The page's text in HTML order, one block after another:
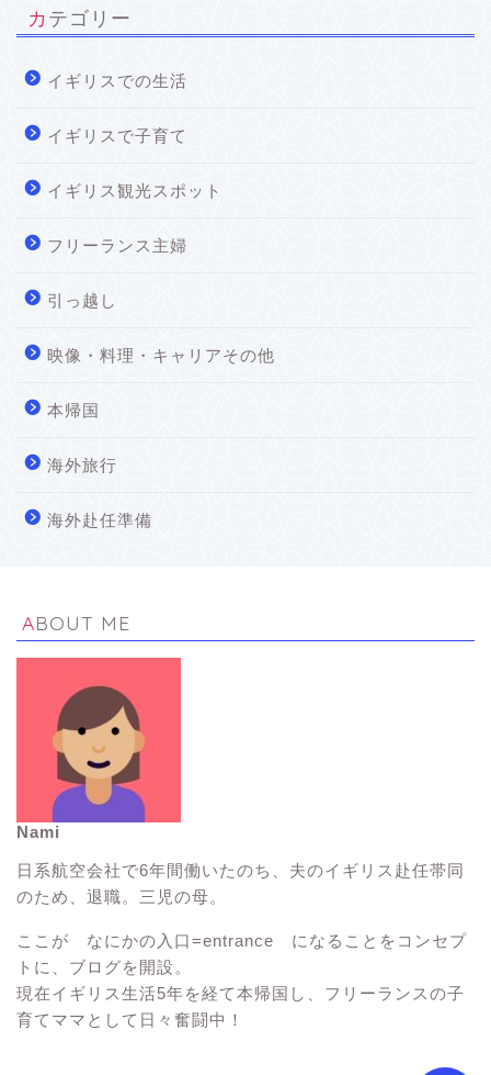
カテゴリー
イギリスでの生活
イギリスで子育て
イギリス観光スポット
フリーランス主婦
引っ越し
映像・料理・キャリアその他
本帰国
海外旅行
海外赴任準備
ABOUT ME
Nami
日系航空会社で6年間働いたのち、夫のイギリス赴任帯同
のため、退職。三児の母。
ここが なにかの入口=entrance になることをコンセプ
トに、ブログを開設。
現在イギリス生活5年を経て本帰国し、フリーランスの子
育てママとして日々奮闘中！
イギリス生活Tips
子連れ海外旅行